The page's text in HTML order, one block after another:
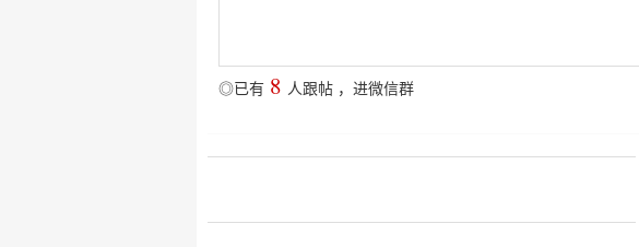
◎已有 8 人跟帖 ， 进微信群